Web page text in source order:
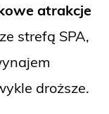
atrakcje
strefą SPA,
droższe.